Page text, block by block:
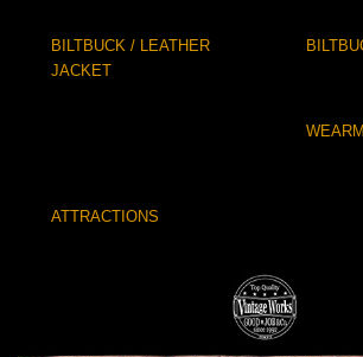
BILTBUCK / LEATHER
JACKET
ATTRACTIONS